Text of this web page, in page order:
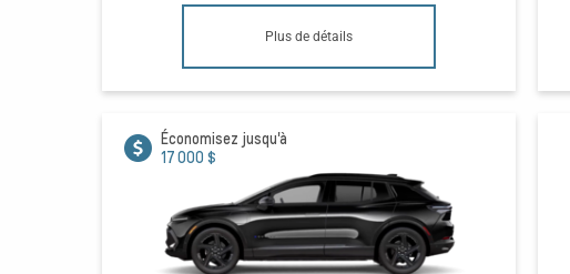
Plus de détails
Économisez jusqu'à
17 000 $